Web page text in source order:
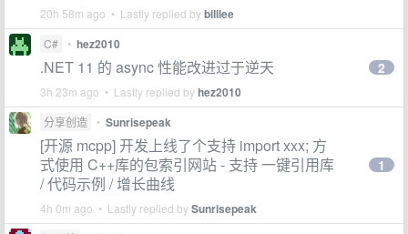
20h 58m ago • Lastly replied bybilllee
C# • hez2010
.NET 11 的 async 性能改进过于逆天
3h 23m ago • Lastly replied byhez2010
2
分享创造 • Sunrisepeak
[开源 mcpp] 开发上线了个支持 import xxx; 方
式使用 C++库的包索引网站 - 支持 一键引用库
/ 代码示例 / 增长曲线
4h 0m ago • Lastly replied bySunrisepeak
1